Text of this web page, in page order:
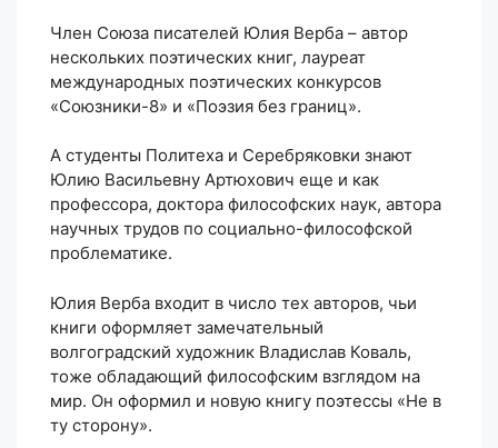
Член Союза писателей Юлия Верба – автор
нескольких поэтических книг, лауреат
международных поэтических конкурсов
«Союзники-8» и «Поэзия без границ».
А студенты Политеха и Серебряковки знают
Юлию Васильевну Артюхович еще и как
профессора, доктора философских наук, автора
научных трудов по социально-философской
проблематике.
Юлия Верба входит в число тех авторов, чьи
книги оформляет замечательный
волгоградский художник Владислав Коваль,
тоже обладающий философским взглядом на
мир. Он оформил и новую книгу поэтессы «Не в
ту сторону».